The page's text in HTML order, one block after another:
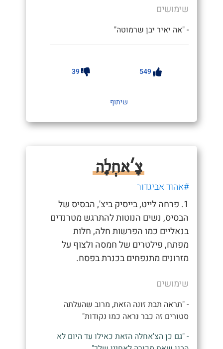
שימושים
- "אה יאיר יבן שרמוטה"
549
39
שיתוף
צָ'אחְלָה
#אהוד אביגדור
1. פרחה לייט, בייסיק ביצ', הבסיס של
הבסיס, נשים הנוטות להתרגש מטרנדים
בנאליים כמו הפרשות חלה, חלות
מפתח, פילטרים של חמסה ולצוף על
מזרונים מתנפחים בכנרת בפסח.
שימושים
- "תראה תבת זונה הזאת, מרוב שהעלתה
סטורים זה כבר נראה כמו נקודות"
- "גם כן הצ'אחלה הזאת כאילו עד היום לא